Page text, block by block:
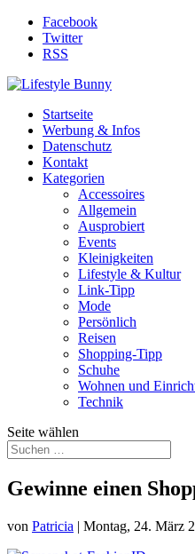
Facebook
Twitter
RSS
Startseite
Werbung & Infos
Datenschutz
Kontakt
Kategorien
Accessoires
Allgemein
Ausprobiert
Events
Kleinigkeiten
Lifestyle & Kultur
Link-Tipp
Mode
Persönlich
Reisen
Shopping-Tipp
Schuhe
Wohnen und
Technik
Seite wählen
Gewinne einen
von Patricia | Montag, 24. März